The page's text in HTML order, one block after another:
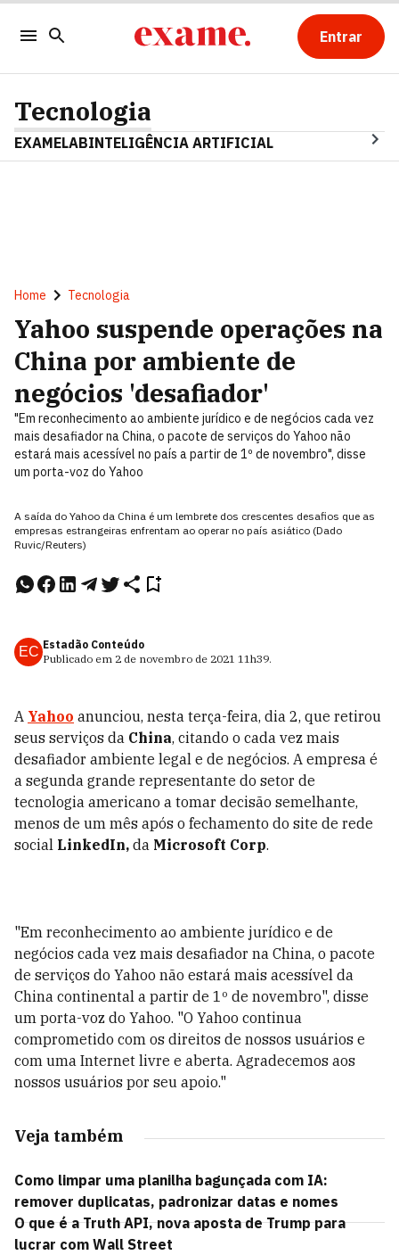
Entrar
Tecnologia
EXAMELABINTELIGÊNCIA ARTIFICIAL
Home Tecnologia
Yahoo suspende operações na
China por ambiente de
negócios 'desafiador'
"Em reconhecimento ao ambiente jurídico e de negócios cada vez
mais desafiador na China, o pacote de serviços do Yahoo não
estará mais acessível no país a partir de 1º de novembro", disse
um porta-voz do Yahoo
A saída do Yahoo da China é um lembrete dos crescentes desafios que as
empresas estrangeiras enfrentam ao operar no país asiático (Dado
Ruvic/Reuters)
EC Estadão Conteúdo
Publicado em 2 de novembro de 2021 11h39.
A Yahoo anunciou, nesta terça-feira, dia 2, que retirou
seus serviços da China, citando o cada vez mais
desafiador ambiente legal e de negócios. A empresa é
a segunda grande representante do setor de
tecnologia americano a tomar decisão semelhante,
menos de um mês após o fechamento do site de rede
social LinkedIn, da Microsoft Corp.
"Em reconhecimento ao ambiente jurídico e de
negócios cada vez mais desafiador na China, o pacote
de serviços do Yahoo não estará mais acessível da
China continental a partir de 1º de novembro", disse
um porta-voz do Yahoo. "O Yahoo continua
comprometido com os direitos de nossos usuários e
com uma Internet livre e aberta. Agradecemos aos
nossos usuários por seu apoio."
Veja também
Como limpar uma planilha bagunçada com IA:
remover duplicatas, padronizar datas e nomes
O que é a Truth API, nova aposta de Trump para
lucrar com Wall Street